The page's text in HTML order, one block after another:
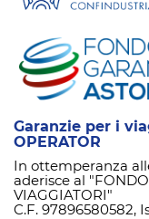
Garanzie per i
OPERATOR
In ottemperanza
aderisce al "FONDO
VIAGGIATORI"
C.F. 97896580582,